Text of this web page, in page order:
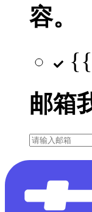
容。
邮箱